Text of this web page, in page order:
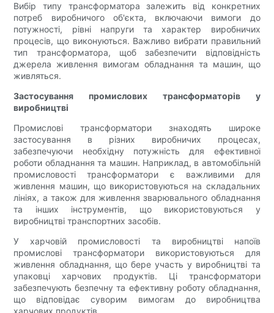
Вибір типу трансформатора залежить від конкретних
потреб виробничого об'єкта, включаючи вимоги до
потужності, рівні напруги та характер виробничих
процесів, що виконуються. Важливо вибрати правильний
тип трансформатора, щоб забезпечити відповідність
джерела живлення вимогам обладнання та машин, що
живляться.
Застосування промислових трансформаторів у
виробництві
Промислові трансформатори знаходять широке
застосування в різних виробничих процесах,
забезпечуючи необхідну потужність для ефективної
роботи обладнання та машин. Наприклад, в автомобільній
промисловості трансформатори є важливими для
живлення машин, що використовуються на складальних
лініях, а також для живлення зварювального обладнання
та інших інструментів, що використовуються у
виробництві транспортних засобів.
У харчовій промисловості та виробництві напоїв
промислові трансформатори використовуються для
живлення обладнання, що бере участь у виробництві та
упаковці харчових продуктів. Ці трансформатори
забезпечують безпечну та ефективну роботу обладнання,
що відповідає суворим вимогам до виробництва